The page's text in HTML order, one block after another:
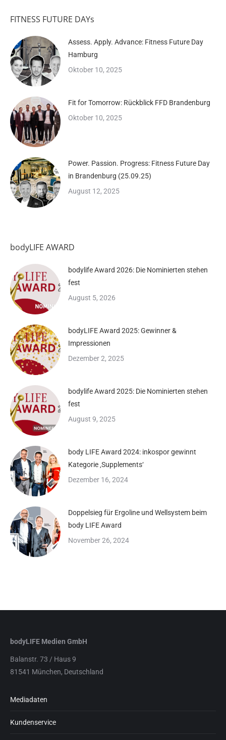
FITNESS FUTURE DAYs
Assess. Apply. Advance: Fitness Future Day
Hamburg
Oktober 10, 2025
Fit for Tomorrow: Rückblick FFD Brandenburg
Oktober 10, 2025
Power. Passion. Progress: Fitness Future Day
in Brandenburg (25.09.25)
August 12, 2025
bodyLIFE AWARD
bodylife Award 2026: Die Nominierten stehen
fest
August 5, 2026
bodyLIFE Award 2025: Gewinner &
Impressionen
Dezember 2, 2025
bodylife Award 2025: Die Nominierten stehen
fest
August 9, 2025
body LIFE Award 2024: inkospor gewinnt
Kategorie ‚Supplements‘
Dezember 16, 2024
Doppelsieg für Ergoline und Wellsystem beim
body LIFE Award
November 26, 2024
bodyLIFE Medien GmbH
Balanstr. 73 / Haus 9
81541 München, Deutschland
Mediadaten
Kundenservice